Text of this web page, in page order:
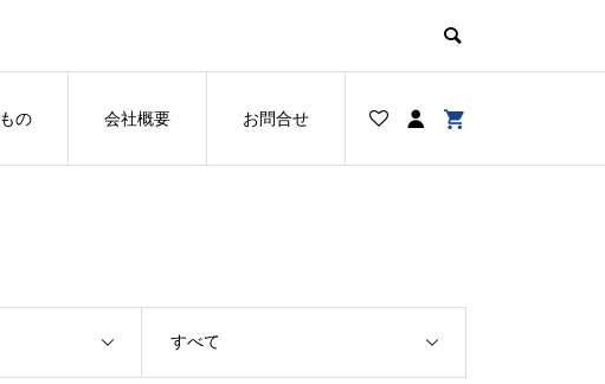
の 会社概要 お問合せ
すべて